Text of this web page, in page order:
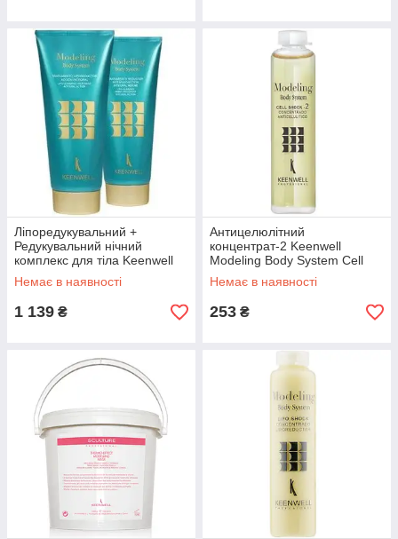
Ліпоредукувальний +
Редукувальний нічний
комплекс для тіла Keenwell
Modeling Body System
Liporedicing+
Немає в наявності
1 139 ₴
Антицелюлітний
концентрат-2 Keenwell
Modeling Body System Cell
Shock-2 15 мл
Немає в наявності
253 ₴